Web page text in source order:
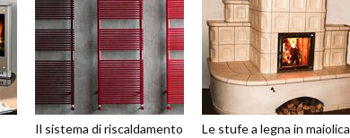
Il sistema di riscaldamento
Le stufe a legna in maiolica